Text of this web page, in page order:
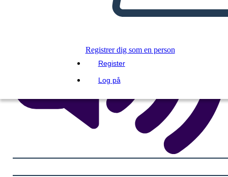
Registrer dig som en person
Register
Log på